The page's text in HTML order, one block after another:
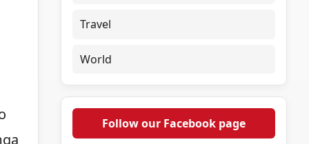
Travel
World
Follow our Facebook page